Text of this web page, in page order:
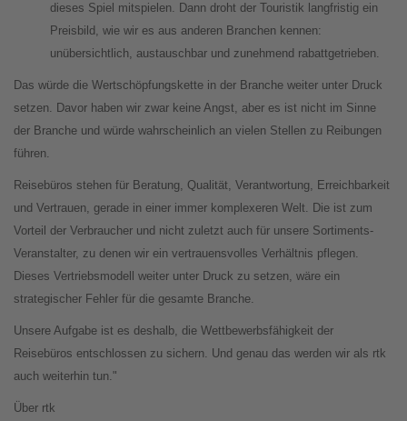
dieses Spiel mitspielen. Dann droht der Touristik langfristig ein
Preisbild, wie wir es aus anderen Branchen kennen:
unübersichtlich, austauschbar und zunehmend rabattgetrieben.
Das würde die Wertschöpfungskette in der Branche weiter unter Druck
setzen. Davor haben wir zwar keine Angst, aber es ist nicht im Sinne
der Branche und würde wahrscheinlich an vielen Stellen zu Reibungen
führen.
Reisebüros stehen für Beratung, Qualität, Verantwortung, Erreichbarkeit
und Vertrauen, gerade in einer immer komplexeren Welt. Die ist zum
Vorteil der Verbraucher und nicht zuletzt auch für unsere Sortiments-
Veranstalter, zu denen wir ein vertrauensvolles Verhältnis pflegen.
Dieses Vertriebsmodell weiter unter Druck zu setzen, wäre ein
strategischer Fehler für die gesamte Branche.
Unsere Aufgabe ist es deshalb, die Wettbewerbsfähigkeit der
Reisebüros entschlossen zu sichern. Und genau das werden wir als rtk
auch weiterhin tun."
Über rtk